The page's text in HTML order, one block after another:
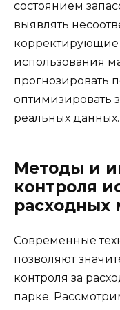
состоянием
выявлять
корректирующие
использования
прогнозировать
оптимизировать
реальных данных.
Методы и
контроля
расходных
Современные
позволяют
контроля за
парке.